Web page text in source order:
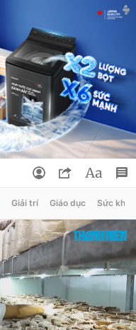
Giải trí Giáo dục Sức khỏe